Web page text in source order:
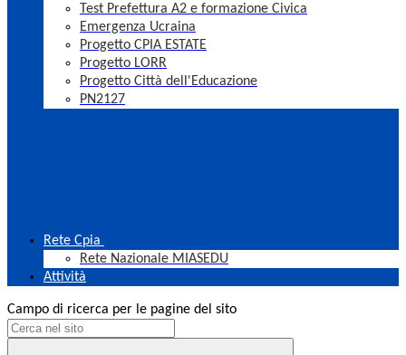
Test Prefettura A2 e formazione Civica
Emergenza Ucraina
Progetto CPIA ESTATE
Progetto LORR
Progetto Città dell'Educazione
PN2127
Rete Cpia
Rete Nazionale MIASEDU
Attività
Campo di ricerca per le pagine del sito